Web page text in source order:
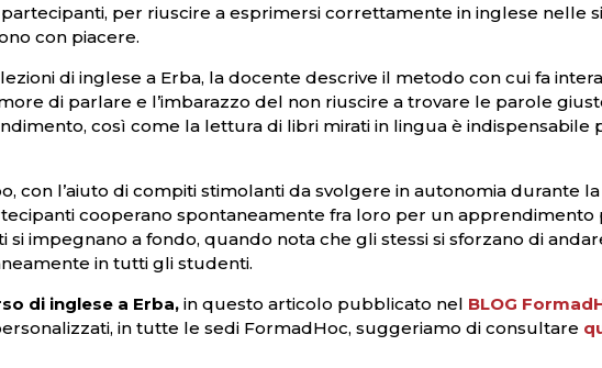
per riuscire a esprimersi correttamente in inglese nelle
con piacere.
di inglese a Erba, la docente descrive il metodo con cui fa
di parlare e l’imbarazzo del non riuscire a trovare le parole
così come la lettura di libri mirati in lingua è indispensabile
con l’aiuto di compiti stimolanti da svolgere in autonomia durante
cooperano spontaneamente fra loro per un apprendimento
impegnano a fondo, quando nota che gli stessi si sforzano di
in tutti gli studenti.
di inglese a Erba, in questo articolo pubblicato nel BLOG
in tutte le sedi FormadHoc, suggeriamo di consultare